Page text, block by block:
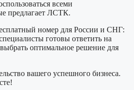
всеми
предлагает ЛСТК.
номер для России и СНГ:
готовы ответить на
оптимальное решение для
вашего успешного бизнеса.